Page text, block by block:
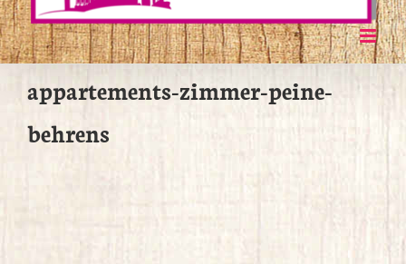
appartements-zimmer-peine-
behrens